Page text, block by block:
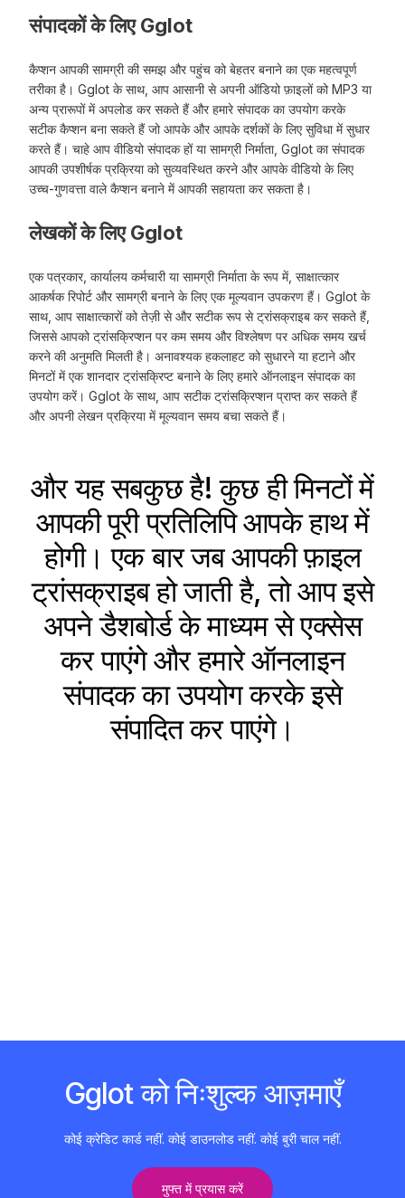
संपादकों के लिए Gglot
कैप्शन आपकी सामग्री की समझ और पहुंच को बेहतर बनाने का एक महत्वपूर्ण
तरीका है। Gglot के साथ, आप आसानी से अपनी ऑडियो फ़ाइलों को MP3 या
अन्य प्रारूपों में अपलोड कर सकते हैं और हमारे संपादक का उपयोग करके
सटीक कैप्शन बना सकते हैं जो आपके और आपके दर्शकों के लिए सुविधा में सुधार
करते हैं। चाहे आप वीडियो संपादक हों या सामग्री निर्माता, Gglot का संपादक
आपकी उपशीर्षक प्रक्रिया को सुव्यवस्थित करने और आपके वीडियो के लिए
उच्च-गुणवत्ता वाले कैप्शन बनाने में आपकी सहायता कर सकता है।
लेखकों के लिए Gglot
एक पत्रकार, कार्यालय कर्मचारी या सामग्री निर्माता के रूप में, साक्षात्कार
आकर्षक रिपोर्ट और सामग्री बनाने के लिए एक मूल्यवान उपकरण हैं। Gglot के
साथ, आप साक्षात्कारों को तेज़ी से और सटीक रूप से ट्रांसक्राइब कर सकते हैं,
जिससे आपको ट्रांसक्रिप्शन पर कम समय और विश्लेषण पर अधिक समय खर्च
करने की अनुमति मिलती है। अनावश्यक हकलाहट को सुधारने या हटाने और
मिनटों में एक शानदार ट्रांसक्रिप्ट बनाने के लिए हमारे ऑनलाइन संपादक का
उपयोग करें। Gglot के साथ, आप सटीक ट्रांसक्रिप्शन प्राप्त कर सकते हैं
और अपनी लेखन प्रक्रिया में मूल्यवान समय बचा सकते हैं।
और यह सबकुछ है! कुछ ही मिनटों में
आपकी पूरी प्रतिलिपि आपके हाथ में
होगी। एक बार जब आपकी फ़ाइल
ट्रांसक्राइब हो जाती है, तो आप इसे
अपने डैशबोर्ड के माध्यम से एक्सेस
कर पाएंगे और हमारे ऑनलाइन
संपादक का उपयोग करके इसे
संपादित कर पाएंगे।
Gglot को निःशुल्क आज़माएँ
कोई क्रेडिट कार्ड नहीं. कोई डाउनलोड नहीं. कोई बुरी चाल नहीं.
मुफ्त में प्रयास करें